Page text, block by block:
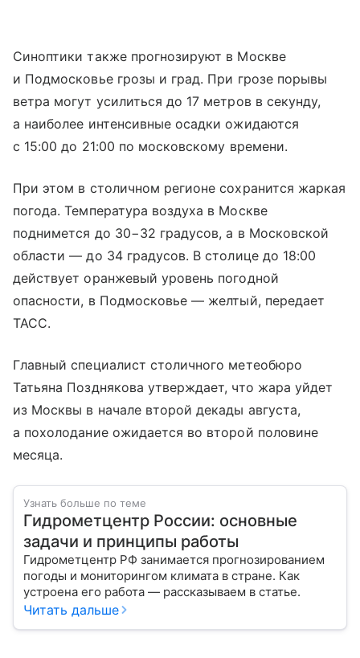
Синоптики также прогнозируют в Москве
и Подмосковье грозы и град. При грозе порывы
ветра могут усилиться до 17 метров в секунду,
а наиболее интенсивные осадки ожидаются
с 15:00 до 21:00 по московскому времени.
При этом в столичном регионе сохранится жаркая
погода. Температура воздуха в Москве
поднимется до 30−32 градусов, а в Московской
области — до 34 градусов. В столице до 18:00
действует оранжевый уровень погодной
опасности, в Подмосковье — желтый, передает
ТАСС.
Главный специалист столичного метеобюро
Татьяна Позднякова утверждает, что жара уйдет
из Москвы в начале второй декады августа,
а похолодание ожидается во второй половине
месяца.
Узнать больше по теме
Гидрометцентр России: основные
задачи и принципы работы
Гидрометцентр РФ занимается прогнозированием
погоды и мониторингом климата в стране. Как
устроена его работа — рассказываем в статье.
Читать дальше